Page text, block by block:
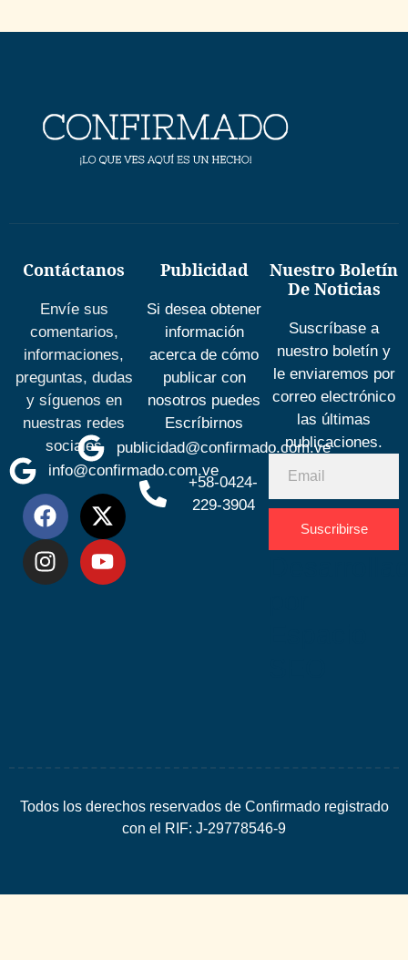
Contáctanos
Envíe sus
comentarios,
informaciones,
preguntas, dudas
y síguenos en
nuestras redes
sociales
info@confirmado.com.ve
Publicidad
Si desea obtener
información
acerca de cómo
publicar con
nosotros puedes
Escríbirnos
publicidad@confirmado.com.ve
+58-0424-
229-3904
Nuestro Boletín
De Noticias
Suscríbase a
nuestro boletín y
le enviaremos por
correo electrónico
las últimas
publicaciones.
Suscribirse
Todos los derechos reservados de Confirmado registrado
con el RIF: J-29778546-9